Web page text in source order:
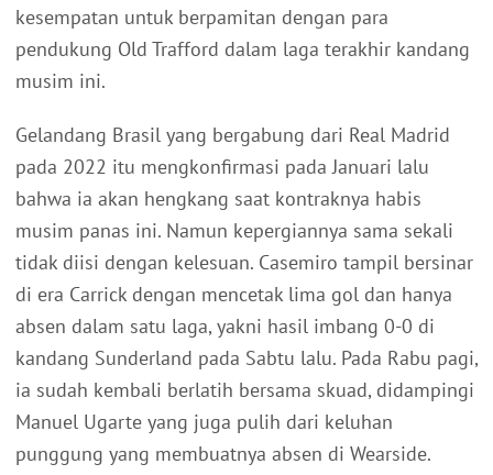
kesempatan untuk berpamitan dengan para
pendukung Old Trafford dalam laga terakhir kandang
musim ini.
Gelandang Brasil yang bergabung dari Real Madrid
pada 2022 itu mengkonfirmasi pada Januari lalu
bahwa ia akan hengkang saat kontraknya habis
musim panas ini. Namun kepergiannya sama sekali
tidak diisi dengan kelesuan. Casemiro tampil bersinar
di era Carrick dengan mencetak lima gol dan hanya
absen dalam satu laga, yakni hasil imbang 0-0 di
kandang Sunderland pada Sabtu lalu. Pada Rabu pagi,
ia sudah kembali berlatih bersama skuad, didampingi
Manuel Ugarte yang juga pulih dari keluhan
punggung yang membuatnya absen di Wearside.